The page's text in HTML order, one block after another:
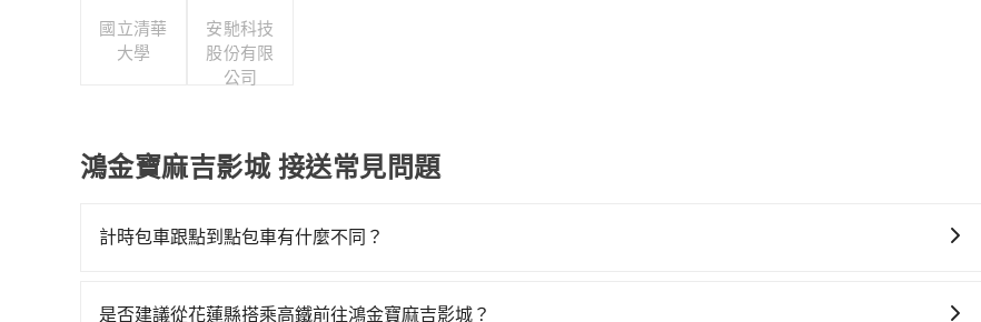
國立清華
大學
安馳科技
股份有限
公司
鴻金寶麻吉影城 接送常見問題
計時包車跟點到點包車有什麼不同？
通常以每小時為單位，客戶可以根據自己的需要預定一定時間的包車服務。這種服務適用於需要在城市內多個地
是否建議從花蓮縣搭乘高鐵前往鴻金寶麻吉影城？